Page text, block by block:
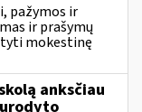
pažymos ir
ir prašymų
mokestinę
anksčiau